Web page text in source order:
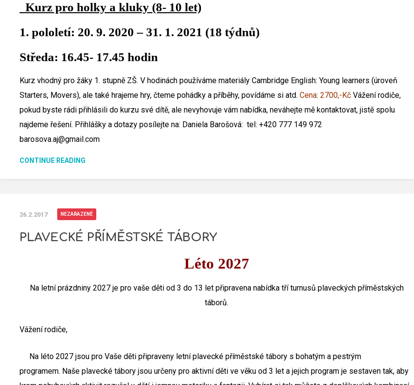
Kurz pro holky a kluky (8- 10 let)
1. pololetí: 20. 9. 2020 – 31. 1. 2021 (18 týdnů)
Středa: 16.45- 17.45 hodin
Kurz vhodný pro žáky 1. stupně ZŠ. V hodinách používáme materiály Cambridge English: Young learners (úroveň
Starters, Movers), ale také hrajeme hry, čteme pohádky a příběhy, povídáme si atd. Cena: 2700,-Kč Vážení rodiče,
pokud byste rádi přihlásili do kurzu své dítě, ale nevyhovuje vám nabídka, neváhejte mě kontaktovat, jistě spolu
najdeme řešení. Přihlášky a dotazy posílejte na: Daniela Barošová: tel: +420 777 149 972
barosova.aj@gmail.com
CONTINUE READING
26.2.2017 NEZAŘAZENÉ
PLAVECKÉ PŘÍMĚSTSKÉ TÁBORY
Léto 2027
Na letní prázdniny 2027 je pro vaše děti od 3 do 13 let připravena nabídka tří turnusů plaveckých příměstských
táborů.
Vážení rodiče,
Na léto 2027 jsou pro Vaše děti připraveny letní plavecké příměstské tábory s bohatým a pestrým
programem. Naše plavecké tábory jsou určeny pro aktivní děti ve věku od 3 let a jejich program je sestaven tak, aby